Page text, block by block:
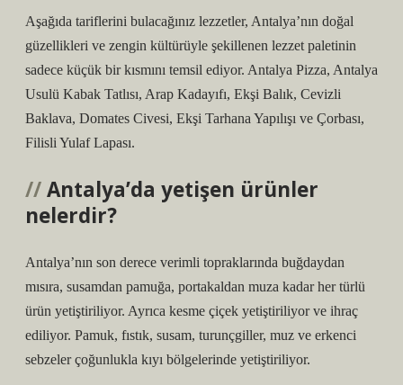
Aşağıda tariflerini bulacağınız lezzetler, Antalya’nın doğal
güzellikleri ve zengin kültürüyle şekillenen lezzet paletinin
sadece küçük bir kısmını temsil ediyor. Antalya Pizza, Antalya
Usulü Kabak Tatlısı, Arap Kadayıfı, Ekşi Balık, Cevizli
Baklava, Domates Civesi, Ekşi Tarhana Yapılışı ve Çorbası,
Filisli Yulaf Lapası.
Antalya’da yetişen ürünler
nelerdir?
Antalya’nın son derece verimli topraklarında buğdaydan
mısıra, susamdan pamuğa, portakaldan muza kadar her türlü
ürün yetiştiriliyor. Ayrıca kesme çiçek yetiştiriliyor ve ihraç
ediliyor. Pamuk, fıstık, susam, turunçgiller, muz ve erkenci
sebzeler çoğunlukla kıyı bölgelerinde yetiştiriliyor.